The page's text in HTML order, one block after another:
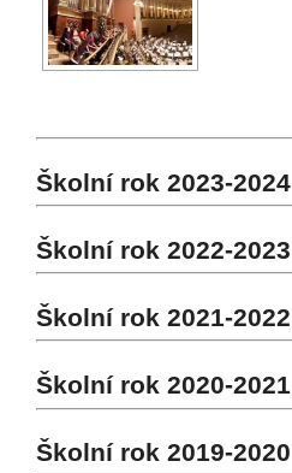
Školní rok 2023-2024
Školní rok 2022-2023
Školní rok 2021-2022
Školní rok 2020-2021
Školní rok 2019-2020